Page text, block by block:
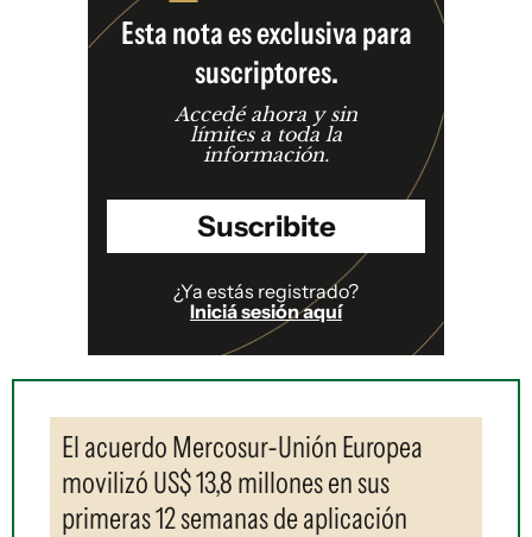
Esta nota es exclusiva para
suscriptores.
Accedé ahora y sin
límites a toda la
información.
Suscribite
¿Ya estás registrado?
Iniciá sesión aquí
El acuerdo Mercosur-Unión Europea
movilizó US$ 13,8 millones en sus
primeras 12 semanas de aplicación